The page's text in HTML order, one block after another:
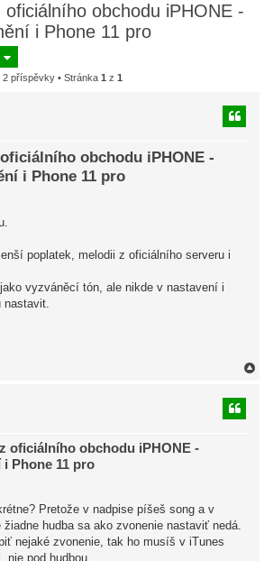
obchodu iPHONE -
i Phone 11 pro
2 příspěvky • Stránka 1 z 1
obchodu iPHONE -
i Phone 11 pro
poplatek, melodii z oficiálního serveru i
vyzváněcí tón, ale nikde v nastavení i
nastavit.
oficiálního obchodu iPHONE -
Phone 11 pro
Pretože v nadpise píšeš song a v
hudba sa ako zvonenie nastaviť nedá.
nejaké zvonenie, tak ho musíš v iTunes
pod hudbou.